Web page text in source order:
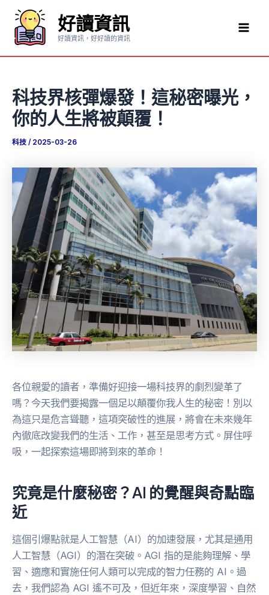
要
好讀資訊
好讀資訊，好好讀的資訊
科技界核彈爆發！這秘密曝光，
你的人生將被顛覆！
科技 / 2025-03-26
各位親愛的讀者，準備好迎接一場科技界的劇烈變革了
嗎？今天我們要揭露一個足以顛覆你我人生的秘密！別以
為這只是危言聳聽，這項突破性的進展，將會在未來幾年
內徹底改變我們的生活、工作，甚至是思考方式。屏住呼
吸，一起探索這場即將到來的革命！
究竟是什麼秘密？AI 的覺醒與奇點臨
近
這個引爆點就是人工智慧（AI）的加速發展，尤其是通用
人工智慧（AGI）的潛在突破。AGI 指的是能夠理解、學
習、適應和實施任何人類可以完成的智力任務的 AI。過
去，我們認為 AGI 遙不可及，但近年來，深度學習、自然